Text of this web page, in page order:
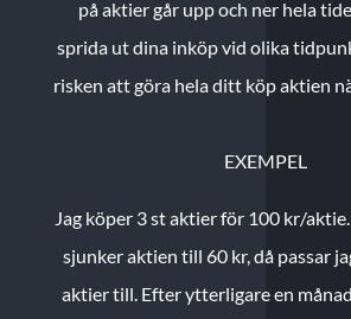
på aktier går upp och ner hela
sprida ut dina inköp vid olika
risken att göra hela ditt köp aktien
EXEMPEL
Jag köper 3 st aktier för 100 kr/aktie.
sjunker aktien till 60 kr, då passar
aktier till. Efter ytterligare en